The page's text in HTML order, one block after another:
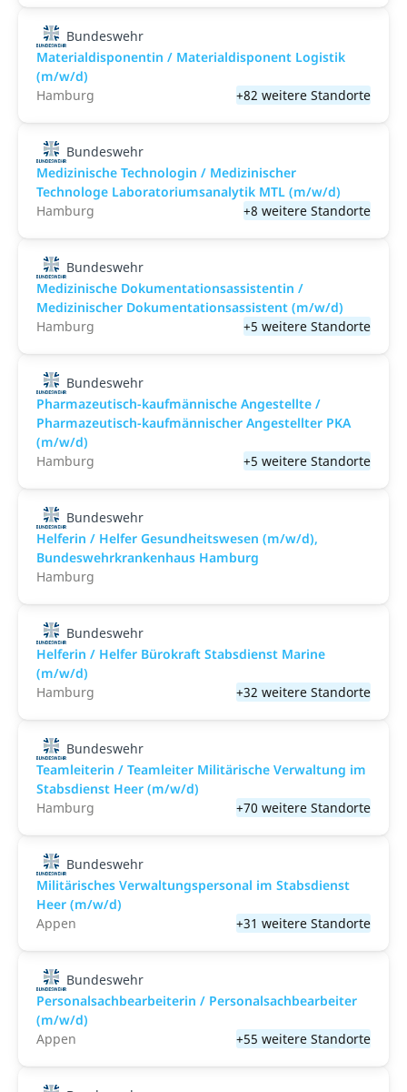
Bundeswehr
Materialdisponentin / Materialdisponent Logistik
(m/w/d)
Hamburg
+82 weitere Standorte
Bundeswehr
Medizinische Technologin / Medizinischer
Technologe Laboratoriumsanalytik MTL (m/w/d)
Hamburg
+8 weitere Standorte
Bundeswehr
Medizinische Dokumentationsassistentin /
Medizinischer Dokumentationsassistent (m/w/d)
Hamburg
+5 weitere Standorte
Bundeswehr
Pharmazeutisch-kaufmännische Angestellte /
Pharmazeutisch-kaufmännischer Angestellter PKA
(m/w/d)
Hamburg
+5 weitere Standorte
Bundeswehr
Helferin / Helfer Gesundheitswesen (m/w/d),
Bundeswehrkrankenhaus Hamburg
Hamburg
Bundeswehr
Helferin / Helfer Bürokraft Stabsdienst Marine
(m/w/d)
Hamburg
+32 weitere Standorte
Bundeswehr
Teamleiterin / Teamleiter Militärische Verwaltung im
Stabsdienst Heer (m/w/d)
Hamburg
+70 weitere Standorte
Bundeswehr
Militärisches Verwaltungspersonal im Stabsdienst
Heer (m/w/d)
Appen
+31 weitere Standorte
Bundeswehr
Personalsachbearbeiterin / Personalsachbearbeiter
(m/w/d)
Appen
+55 weitere Standorte